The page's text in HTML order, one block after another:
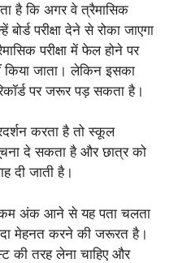
है कि अगर वे त्रैमासिक
परीक्षा देने से रोका जाएगा
परीक्षा में फेल होने पर
किया जाता। लेकिन इसका
पर जरूर पड़ सकता है।
करता है तो स्कूल
दे सकता है और छात्र को
दी जाती है।
कम अंक आने से यह पता चलता
मेहनत करने की जरूरत है।
की तरह लेना चाहिए और